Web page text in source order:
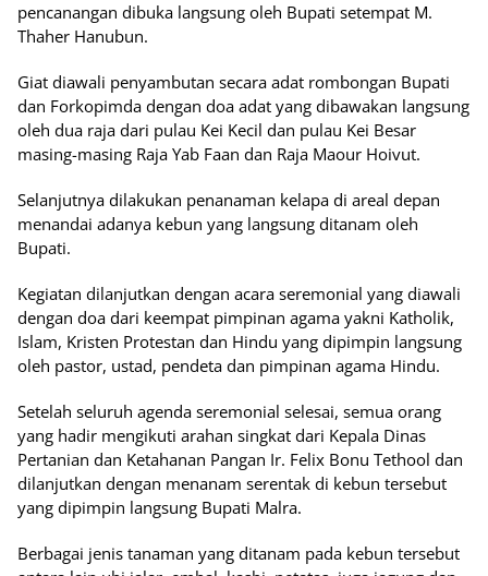
pencanangan dibuka langsung oleh Bupati setempat M.
Thaher Hanubun.
Giat diawali penyambutan secara adat rombongan Bupati
dan Forkopimda dengan doa adat yang dibawakan langsung
oleh dua raja dari pulau Kei Kecil dan pulau Kei Besar
masing-masing Raja Yab Faan dan Raja Maour Hoivut.
Selanjutnya dilakukan penanaman kelapa di areal depan
menandai adanya kebun yang langsung ditanam oleh
Bupati.
Kegiatan dilanjutkan dengan acara seremonial yang diawali
dengan doa dari keempat pimpinan agama yakni Katholik,
Islam, Kristen Protestan dan Hindu yang dipimpin langsung
oleh pastor, ustad, pendeta dan pimpinan agama Hindu.
Setelah seluruh agenda seremonial selesai, semua orang
yang hadir mengikuti arahan singkat dari Kepala Dinas
Pertanian dan Ketahanan Pangan Ir. Felix Bonu Tethool dan
dilanjutkan dengan menanam serentak di kebun tersebut
yang dipimpin langsung Bupati Malra.
Berbagai jenis tanaman yang ditanam pada kebun tersebut